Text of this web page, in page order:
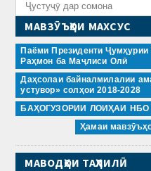
МАВЗӮЪҲОИ МАХСУС
Паёми Президенти Ҷумҳурии
Раҳмон ба Маҷлиси Олӣ
Даҳсолаи байналмилалии
устувор» солҳои 2018-2028
БАҲОГУЗОРИИ ЛОИҲАИ НБО
Ҳамаи
МАВОДҲОИ ТАҲЛИЛӢ